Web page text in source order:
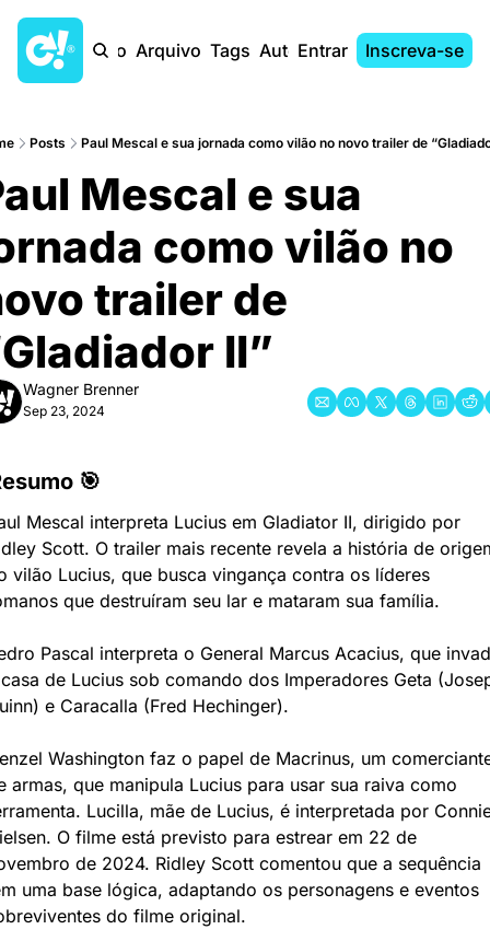
Início Arquivo Tags AutoresEntrar Inscreva-se
Posts Paul Mescal e sua jornada como vilão no novo trailer de
Mescal e sua
como vilão no
trailer de
II”
Wagner Brenner
Sep 23, 2024
🎯
Mescal interpreta Lucius em Gladiator II, dirigido por
Scott. O trailer mais recente revela a história de
vilão Lucius, que busca vingança contra os líderes
que destruíram seu lar e mataram sua família.
Pascal interpreta o General Marcus Acacius, que
de Lucius sob comando dos Imperadores Geta
e Caracalla (Fred Hechinger).
Washington faz o papel de Macrinus, um
armas, que manipula Lucius para usar sua raiva como
Lucilla, mãe de Lucius, é interpretada por
O filme está previsto para estrear em 22 de
de 2024. Ridley Scott comentou que a sequência
uma base lógica, adaptando os personagens e eventos
do filme original.